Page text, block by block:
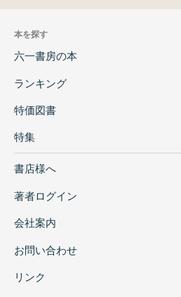
本を探す
六一書房の本
ランキング
特価図書
特集
書店様へ
著者ログイン
会社案内
お問い合わせ
リンク